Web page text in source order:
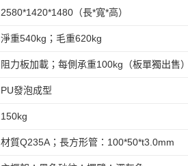
2580*1420*1480（長*寬*高）
淨重540kg；毛重620kg
阻力板加載；每側承重100kg（板單獨出售
PU發泡成型
150kg
材質Q235A；長方形管：100*50*t3.0mm